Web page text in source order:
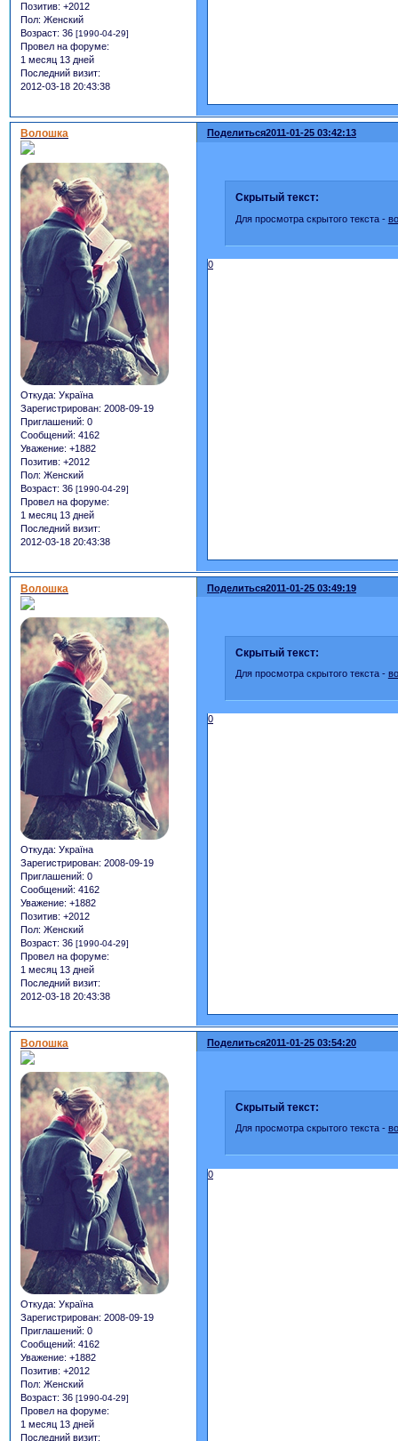
Позитив: +2012
Пол: Женский
Возраст: 36 [1990-04-29]
Провел на форуме:
1 месяц 13 дней
Последний визит:
2012-03-18 20:43:38
Поделиться2011-01-25 03:42:13
Волошка
Откуда: Україна
Зарегистрирован: 2008-09-19
Приглашений: 0
Сообщений: 4162
Уважение: +1882
Позитив: +2012
Пол: Женский
Возраст: 36 [1990-04-29]
Провел на форуме:
1 месяц 13 дней
Последний визит:
2012-03-18 20:43:38
Скрытый текст:
Для просмотра скрытого текста -
0
Поделиться2011-01-25 03:49:19
Волошка
Откуда: Україна
Зарегистрирован: 2008-09-19
Приглашений: 0
Сообщений: 4162
Уважение: +1882
Позитив: +2012
Пол: Женский
Возраст: 36 [1990-04-29]
Провел на форуме:
1 месяц 13 дней
Последний визит:
2012-03-18 20:43:38
Скрытый текст:
Для просмотра скрытого текста -
0
Поделиться2011-01-25 03:54:20
Волошка
Откуда: Україна
Зарегистрирован: 2008-09-19
Приглашений: 0
Сообщений: 4162
Уважение: +1882
Позитив: +2012
Пол: Женский
Возраст: 36 [1990-04-29]
Провел на форуме:
1 месяц 13 дней
Последний визит:
Скрытый текст:
Для просмотра скрытого текста -
0